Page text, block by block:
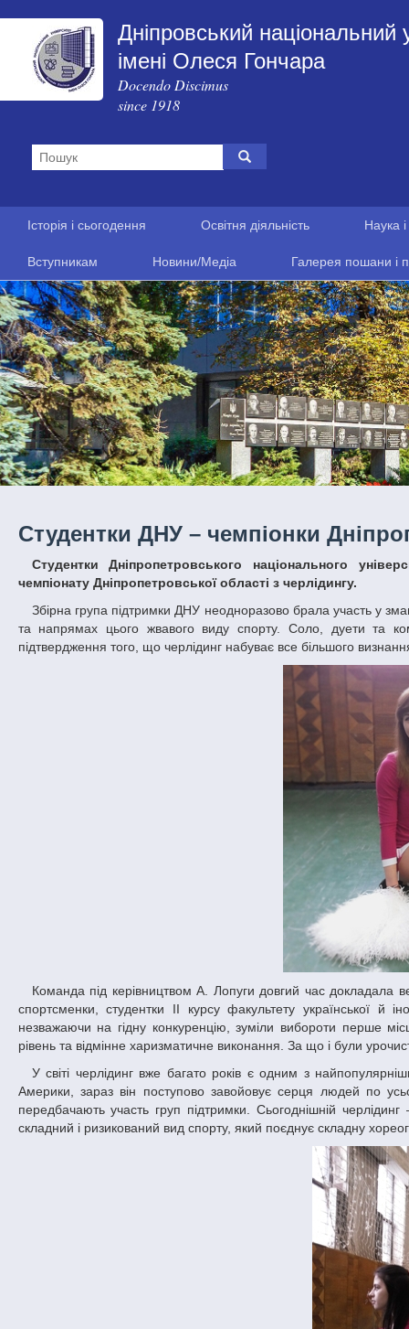
Дніпровський національний
імені Олеся Гончара
Docendo Discimus
since 1918
Історія і сьогодення Освітня діяльність Наука
Вступникам Новини/Медіа Галерея пошани і
Студентки ДНУ – чемпіонки
Студентки Дніпропетровського національного університету імені О.Гончара перемогли у номінації «PomDouble» (дует)
чемпіонату Дніпропетровської області з черлідингу.
Збірна група підтримки ДНУ неодноразово брала участь у змаганнях. Турнір визначав найсильніших спортсменів у різних вікових категоріях
та напрямах цього жвавого виду спорту. Соло, дуети та
підтвердження того, що черлідинг набуває все більшого
Команда під керівництвом А. Лопуги довгий час докладала великих зусиль для тренувань та підготовки до чемпіонату. У результаті, наші
спортсменки, студентки ІІ курсу факультету української й
незважаючи на гідну конкуренцію, зуміли вибороти перше
рівень та відмінне харизматичне виконання. За що і були
У світі черлідинг вже багато років є одним з найпопулярніших, яскравих та видовищних видів спорту. З'явившись у Сполучених Штатів
Америки, зараз він поступово завойовує серця людей по
передбачають участь груп підтримки. Сьогоднішній
складний і ризикований вид спорту, який поєднує складну